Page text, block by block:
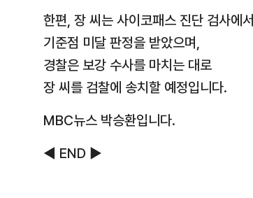
한편, 장 씨는 사이코패스 진단 검사에서
기준점 미달 판정을 받았으며,
경찰은 보강 수사를 마치는 대로
장 씨를 검찰에 송치할 예정입니다.
MBC뉴스 박승환입니다.
◀ END ▶